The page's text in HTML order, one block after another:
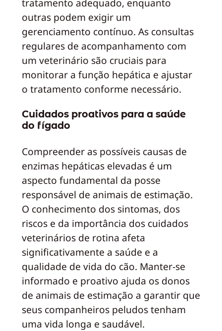
outras podem exigir um
gerenciamento contínuo. As consultas
regulares de acompanhamento com
um veterinário são cruciais para
monitorar a função hepática e ajustar
o tratamento conforme necessário.
Cuidados proativos para a saúde
do fígado
Compreender as possíveis causas de
enzimas hepáticas elevadas é um
aspecto fundamental da posse
responsável de animais de estimação.
O conhecimento dos sintomas, dos
riscos e da importância dos cuidados
veterinários de rotina afeta
significativamente a saúde e a
qualidade de vida do cão. Manter-se
informado e proativo ajuda os donos
de animais de estimação a garantir que
seus companheiros peludos tenham
uma vida longa e saudável.